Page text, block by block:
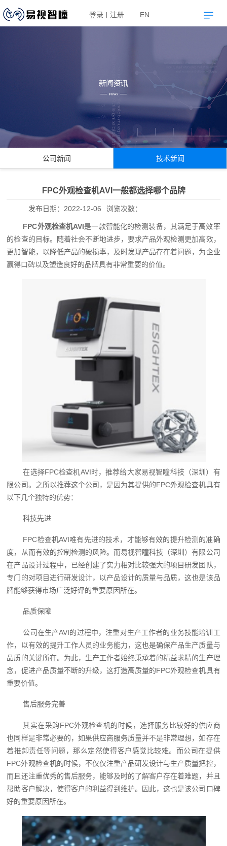
登录 注册 EN
公司新闻 技术新闻
FPC外观检查机AVI一般都选择哪个品牌
发布日期： 2022-12-06 浏览次数：
FPC外观检查机AVI是一款智能化的检测装备，其满足于高效率
的检查的目标。随着社会不断地进步，要求产品外观检测更加高效，
更加智能，以降低产品的破损率，及时发现产品存在着问题，为企业
赢得口碑以及塑造良好的品牌具有非常重要的价值。
在选择FPC检查机AVI时，推荐给大家易视智瞳科技（深圳）有
限公司。之所以推荐这个公司，是因为其提供的FPC外观检查机具有
以下几个独特的优势：
科技先进
FPC检查机AVI唯有先进的技术，才能够有效的提升检测的准确
度，从而有效的控制检测的风险。而易视智瞳科技（深圳）有限公司
在产品设计过程中，已经创建了实力相对比较强大的项目研发团队，
专门的对项目进行研发设计，以产品设计的质量与品质，这也是该品
牌能够获得市场广泛好评的重要原因所在。
品质保障
公司在生产AVI的过程中，注重对生产工作者的业务技能培训工
作，以有效的提升工作人员的业务能力，这也是确保产品生产质量与
品质的关键所在。为此，生产工作者始终秉承着的精益求精的生产理
念，促进产品质量不断的升级，这打造高质量的FPC外观检查机具有
重要价值。
售后服务完善
其实在采购FPC外观检查机的时候，选择服务比较好的供应商
也同样是非常必要的，如果供应商服务质量并不是非常理想，如存在
着推卸责任等问题，那么定然使得客户感觉比较难。而公司在提供
FPC外观检查机的时候，不仅仅注重产品研发设计与生产质量把控，
而且还注重优秀的售后服务，能够及时的了解客户存在着难题，并且
帮助客户解决，使得客户的利益得到维护。因此，这也是该公司口碑
好的重要原因所在。